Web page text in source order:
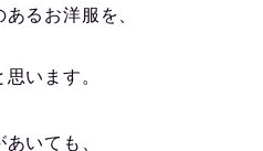
るお洋服を、
います。
いても、